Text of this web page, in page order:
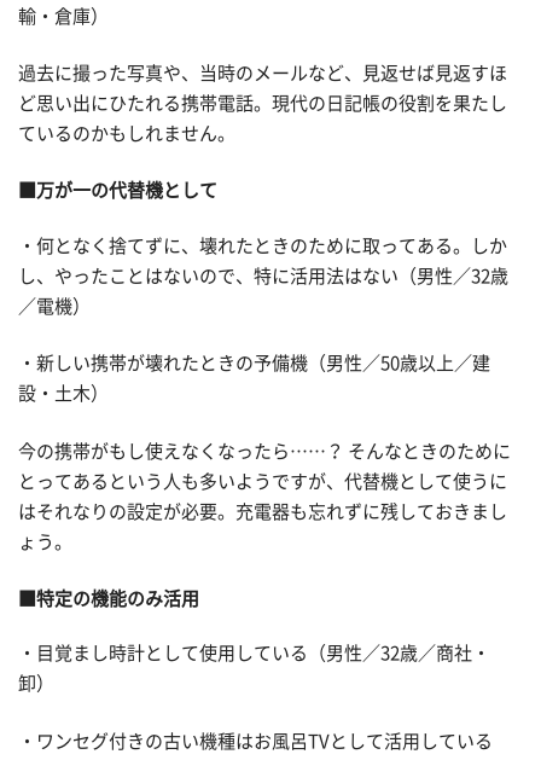
輸・倉庫）
過去に撮った写真や、当時のメールなど、見返せば見返すほ
ど思い出にひたれる携帯電話。現代の日記帳の役割を果たし
ているのかもしれません。
■万が一の代替機として
・何となく捨てずに、壊れたときのために取ってある。しか
し、やったことはないので、特に活用法はない（男性／32歳
／電機）
・新しい携帯が壊れたときの予備機（男性／50歳以上／建
設・土木）
今の携帯がもし使えなくなったら……？ そんなときのために
とってあるという人も多いようですが、代替機として使うに
はそれなりの設定が必要。充電器も忘れずに残しておきまし
ょう。
■特定の機能のみ活用
・目覚まし時計として使用している（男性／32歳／商社・
卸）
・ワンセグ付きの古い機種はお風呂TVとして活用している